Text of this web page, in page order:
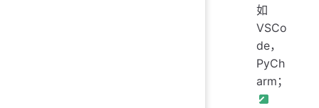
如
VSCo
de，
PyCh
arm；